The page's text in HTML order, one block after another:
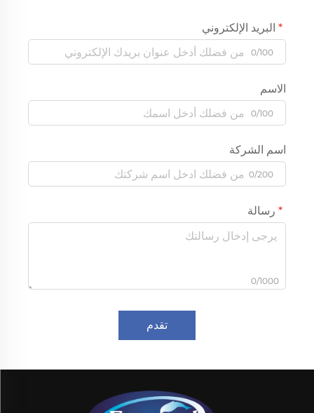
البريد الإلكتروني
0/100
الاسم
0/100
اسم الشركة
0/200
رسالة
0/1000
تقدم